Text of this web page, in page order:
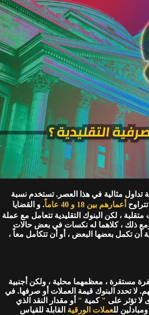
تداول مثالية في هذا العصر. تستخدم نسبة
تتراوح أعمارهم بين 18 و 40 عاماً
. و القضايا
، لكن البنوك التقليدية تتعامل مع عملة
ومع ذلك ، كلاهما له نكسات في بعض حالات
أن تكمل بعضها البعض ، أو أن تتكامل معاً ،
مستقرة ، معظمهما محلية ، ولكن أجنبية
لا تحدد البنوك قيمة العملات أو صرفها. في
تؤثر على " كمية " أو مقدار النقد الذي
للعملات الورقية القابلة للقياس